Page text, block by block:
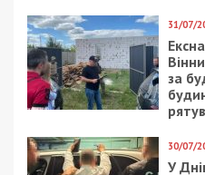
31/07/
за
30/07/
У